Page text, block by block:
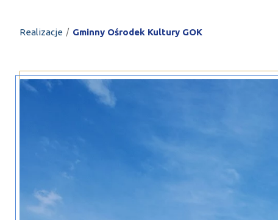
Realizacje / Gminny Ośrodek Kultury GOK